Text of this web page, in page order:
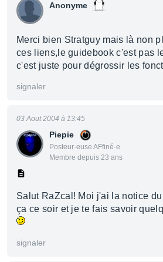
Anonyme
Merci bien Stratguy mais là non
ces liens,le guidebook c'est pas
c'est juste pour dégrossir les
signaler
Piepie
Posteur·euse AFfiné·e
Membre depuis 23 ans
03 Aout 2004 à 13:45
Salut RaZcal! Moi j'ai la notice
ça ce soir et je te fais savoir
signaler